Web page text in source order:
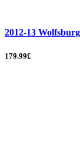
2012-13
179.99£